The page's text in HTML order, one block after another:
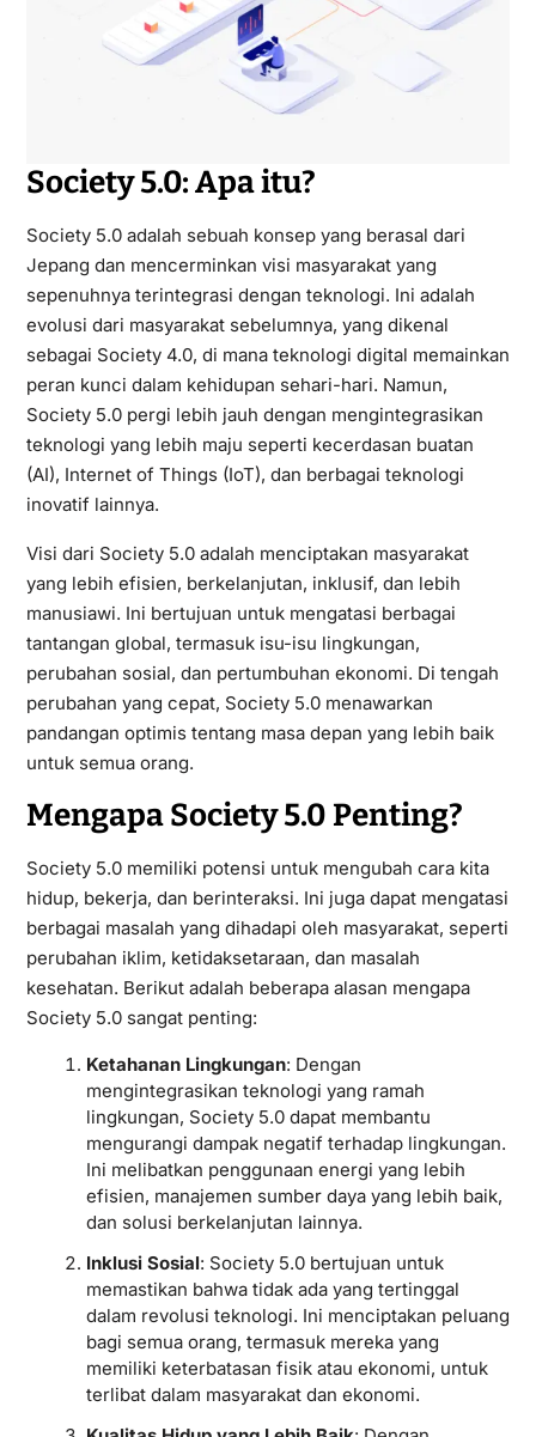
Society 5.0: Apa itu?
Society 5.0 adalah sebuah konsep yang berasal dari
Jepang dan mencerminkan visi masyarakat yang
sepenuhnya terintegrasi dengan teknologi. Ini adalah
evolusi dari masyarakat sebelumnya, yang dikenal
sebagai Society 4.0, di mana teknologi digital memainkan
peran kunci dalam kehidupan sehari-hari. Namun,
Society 5.0 pergi lebih jauh dengan mengintegrasikan
teknologi yang lebih maju seperti kecerdasan buatan
(AI), Internet of Things (IoT), dan berbagai teknologi
inovatif lainnya.
Visi dari Society 5.0 adalah menciptakan masyarakat
yang lebih efisien, berkelanjutan, inklusif, dan lebih
manusiawi. Ini bertujuan untuk mengatasi berbagai
tantangan global, termasuk isu-isu lingkungan,
perubahan sosial, dan pertumbuhan ekonomi. Di tengah
perubahan yang cepat, Society 5.0 menawarkan
pandangan optimis tentang masa depan yang lebih baik
untuk semua orang.
Mengapa Society 5.0 Penting?
Society 5.0 memiliki potensi untuk mengubah cara kita
hidup, bekerja, dan berinteraksi. Ini juga dapat mengatasi
berbagai masalah yang dihadapi oleh masyarakat, seperti
perubahan iklim, ketidaksetaraan, dan masalah
kesehatan. Berikut adalah beberapa alasan mengapa
Society 5.0 sangat penting:
Ketahanan Lingkungan: Dengan
mengintegrasikan teknologi yang ramah
lingkungan, Society 5.0 dapat membantu
mengurangi dampak negatif terhadap lingkungan.
Ini melibatkan penggunaan energi yang lebih
efisien, manajemen sumber daya yang lebih baik,
dan solusi berkelanjutan lainnya.
Inklusi Sosial: Society 5.0 bertujuan untuk
memastikan bahwa tidak ada yang tertinggal
dalam revolusi teknologi. Ini menciptakan peluang
bagi semua orang, termasuk mereka yang
memiliki keterbatasan fisik atau ekonomi, untuk
terlibat dalam masyarakat dan ekonomi.